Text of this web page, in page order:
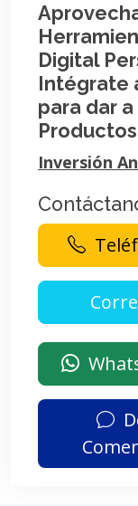
Digital
Intégrate
para dar
Inversión